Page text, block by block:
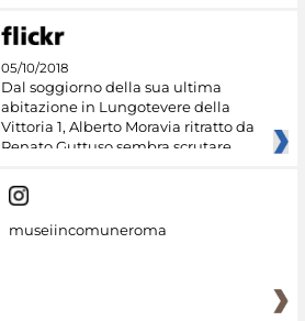
05/10/2018
Dal soggiorno della sua ultima
abitazione in Lungotevere della
Vittoria 1, Alberto Moravia ritratto da
Renato Guttuso sembra scrutare
museiincomuneroma